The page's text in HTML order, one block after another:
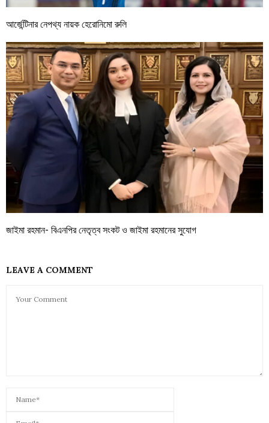
আর্জেন্টিনার নেপথ্য নায়ক হেরোনিমো রুলি
জাইমা রহমান- বিএনপির নেতৃত্ব সংকট ও জাইমা রহমানের সুযোগ
LEAVE A COMMENT